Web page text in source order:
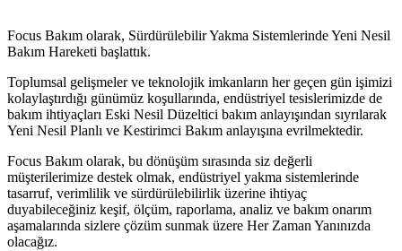
Focus Bakım olarak, Sürdürülebilir Yakma Sistemlerinde Yeni Nesil
Bakım Hareketi başlattık.
Toplumsal gelişmeler ve teknolojik imkanların her geçen gün işimizi
kolaylaştırdığı günümüz koşullarında, endüstriyel tesislerimizde de
bakım ihtiyaçları Eski Nesil Düzeltici bakım anlayışından sıyrılarak
Yeni Nesil Planlı ve Kestirimci Bakım anlayışına evrilmektedir.
Focus Bakım olarak, bu dönüşüm sırasında siz değerli
müşterilerimize destek olmak, endüstriyel yakma sistemlerinde
tasarruf, verimlilik ve sürdürülebilirlik üzerine ihtiyaç
duyabileceğiniz keşif, ölçüm, raporlama, analiz ve bakım onarım
aşamalarında sizlere çözüm sunmak üzere Her Zaman Yanınızda
olacağız.